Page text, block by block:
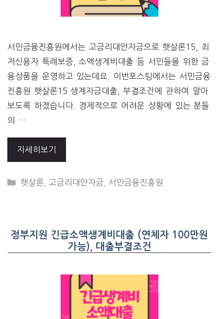
서민금융진흥원에서는 고금리대안자금으로 햇살론15, 최
저신용자 특례보증, 소액생계비대출 등 서민들을 위한 금
융상품을 운영하고 있는데요. 이번포스팅에서는 서민금융
진흥원 햇살론15 생계자금대출, 부결조건에 관하여 알아
보도록 하겠습니다. 경제적으로 어려운 상황에 있는 분들
의 …
자세히보기
CATEGORIES
햇살론 고금리대안자금 서민금융진흥원
정부지원 긴급소액생계비대출 (연체자 100만원
가능), 대출부결조건